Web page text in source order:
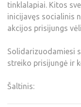
tinklalapiai. Kitos
inicijavęs socialinis
akcijos prisijungs
Solidarizuodamiesi
streiko prisijungė ir
Šaltinis: